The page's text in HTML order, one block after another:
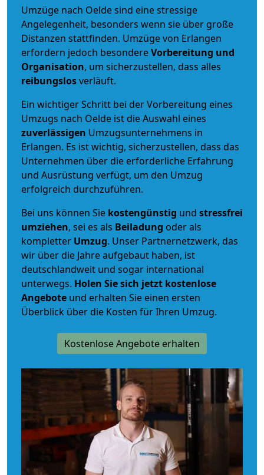
Umzüge nach Oelde sind eine stressige
Angelegenheit, besonders wenn sie über große
Distanzen stattfinden. Umzüge von Erlangen
erfordern jedoch besondereVorbereitung und
Organisation, um sicherzustellen, dass alles
reibungslosverläuft.
Ein wichtiger Schritt bei der Vorbereitung eines
Umzugs nach Oelde ist die Auswahl eines
zuverlässigen Umzugsunternehmens in
Erlangen. Es ist wichtig, sicherzustellen, dass das
Unternehmen über die erforderliche Erfahrung
und Ausrüstung verfügt, um den Umzug
erfolgreich durchzuführen.
Bei uns können Sie kostengünstig und stressfrei
umziehen, sei es als Beiladung oder als
kompletter Umzug. Unser Partnernetzwerk, das
wir über die Jahre aufgebaut haben, ist
deutschlandweit und sogar international
unterwegs. Holen Sie sich jetzt kostenlose
Angebote und erhalten Sie einen ersten
Überblick über die Kosten für Ihren Umzug.
Kostenlose Angebote erhalten